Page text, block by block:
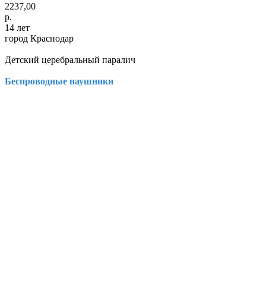
2237,00
р.
14 лет
город Краснодар
Детский церебральный паралич
Беспроводные наушники